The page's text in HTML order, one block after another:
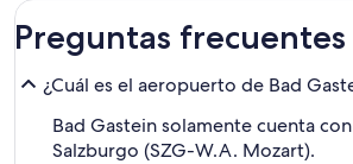
Preguntas frecuentes
¿Cuál es el aeropuerto de Bad
Bad Gastein solamente cuenta
Salzburgo (SZG-W.A. Mozart).